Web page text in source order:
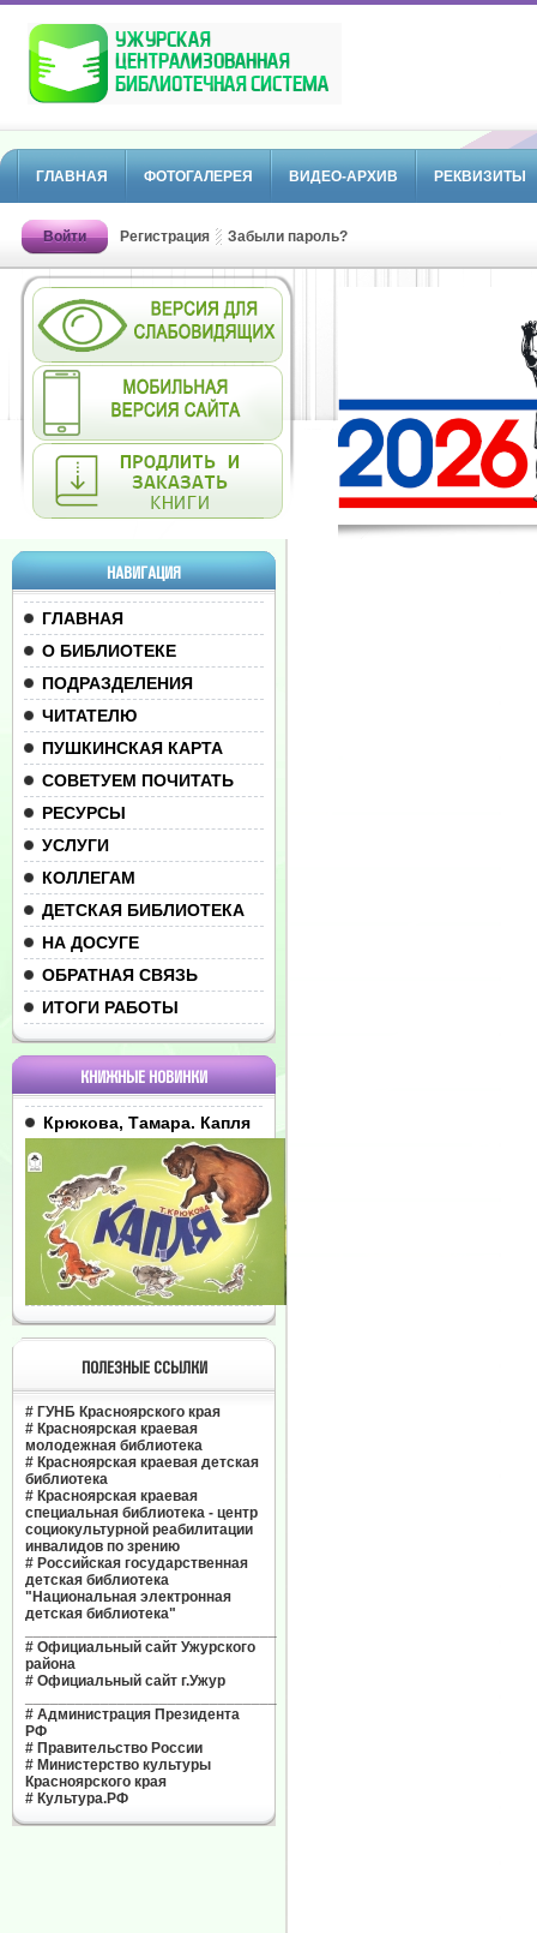
ГЛАВНАЯ ФОТОГАЛЕРЕЯ ВИДЕО-АРХИВ РЕКВИЗИТЫ
Войти Регистрация Забыли пароль?
НАВИГАЦИЯ
ГЛАВНАЯ
О БИБЛИОТЕКЕ
ПОДРАЗДЕЛЕНИЯ
ЧИТАТЕЛЮ
ПУШКИНСКАЯ КАРТА
СОВЕТУЕМ ПОЧИТАТЬ
РЕСУРСЫ
УСЛУГИ
КОЛЛЕГАМ
ДЕТСКАЯ БИБЛИОТЕКА
НА ДОСУГЕ
ОБРАТНАЯ СВЯЗЬ
ИТОГИ РАБОТЫ
КНИЖНЫЕ НОВИНКИ
Крюкова, Тамара. Капля
ПОЛЕЗНЫЕ ССЫЛКИ
# ГУНБ Красноярского края
# Красноярская краевая
молодежная библиотека
# Красноярская краевая детская
библиотека
# Красноярская краевая
специальная библиотека - центр
социокультурной реабилитации
инвалидов по зрению
# Российская государственная
детская библиотека
"Национальная электронная
детская библиотека"
# Официальный сайт Ужурского
района
# Официальный сайт г.Ужур
# Администрация Президента
РФ
# Правительство России
# Министерство культуры
Красноярского края
# Культура.РФ